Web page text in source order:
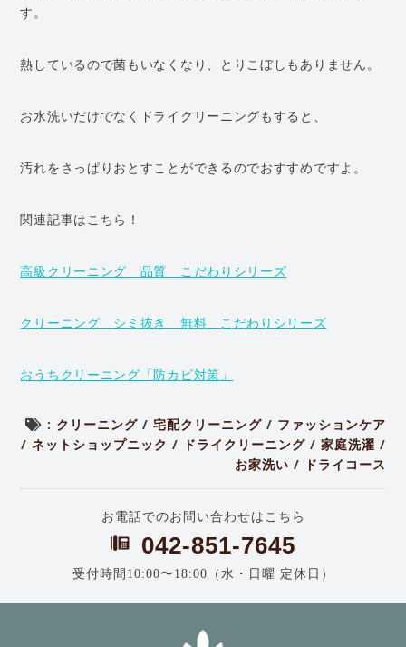
す。
熱しているので菌もいなくなり、とりこぼしもありません。
お水洗いだけでなくドライクリーニングもすると、
汚れをさっぱりおとすことができるのでおすすめですよ。
関連記事はこちら！
高級クリーニング 品質 こだわりシリーズ
クリーニング シミ抜き 無料 こだわりシリーズ
おうちクリーニング「防カビ対策」
: クリーニング/ 宅配クリーニング/ ファッションケア
/ ネットショップニック / ドライクリーニング/ 家庭洗濯 /
お家洗い / ドライコース
お電話でのお問い合わせはこちら
042-851-7645
受付時間10:00〜18:00（水・日曜 定休日）